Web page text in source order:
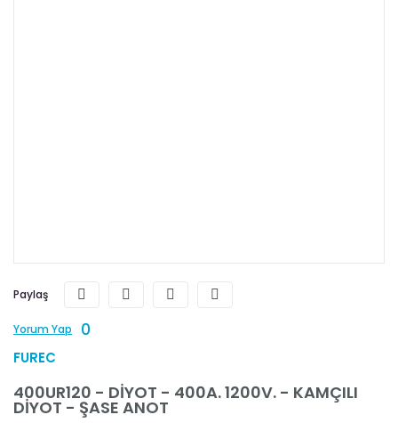
Paylaş
Yorum Yap 0
FUREC
400UR120 - DİYOT - 400A. 1200V. - KAMÇILI
DİYOT - ŞASE ANOT